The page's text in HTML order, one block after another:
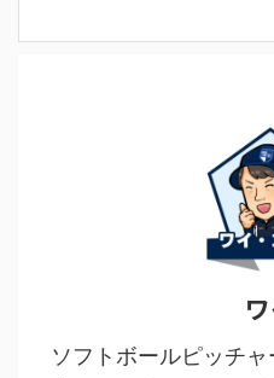
ソフトボールピッチ